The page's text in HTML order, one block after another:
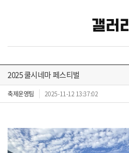
갤러리
2025 쿨시네마 페스티벌
축제운영팀 2025-11-12 13:37:02